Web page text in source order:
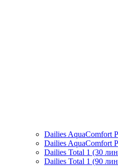
Dailies AquaComfort
Dailies AquaComfort
Dailies Total 1 (30
Dailies Total 1 (90